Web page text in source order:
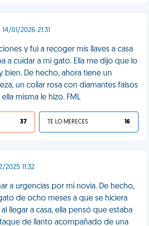
01/2026 21:31
y fui a recoger mis llaves a casa
a cuidar a mi gato. Ella me dijo que lo
bien. De hecho, ahora tiene un
un collar rosa con diamantes falsos
misma le hizo. FML
37 TE LO MERECES 16
11:32
a urgencias por mi novia. De hecho,
de ocho meses a que se hiciera
llegar a casa, ella pensó que estaba
de llanto acompañado de una